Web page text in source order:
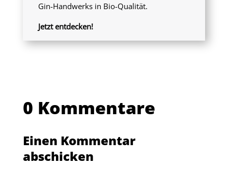
Gin-Handwerks in Bio-Qualität.
Jetzt entdecken!
0 Kommentare
Einen Kommentar
abschicken